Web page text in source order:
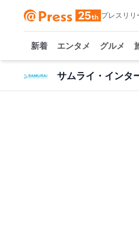
プレスリリ
新着 エンタメ グルメ
サムライ・インタ